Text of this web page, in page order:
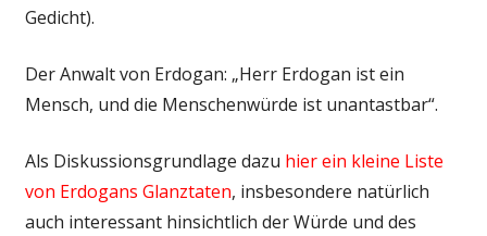
Gedicht).
Der Anwalt von Erdogan: „Herr Erdogan ist ein
Mensch, und die Menschenwürde ist unantastbar“.
Als Diskussionsgrundlage dazu hier ein kleine Liste
von Erdogans Glanztaten, insbesondere natürlich
auch interessant hinsichtlich der Würde und des